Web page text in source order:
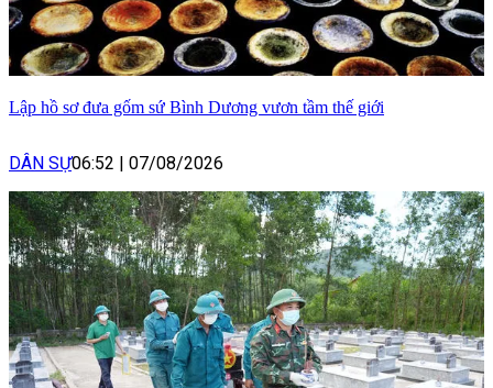
Lập hồ sơ đưa gốm sứ Bình Dương vươn tầm thế giới
DÂN SỰ06:52 | 07/08/2026